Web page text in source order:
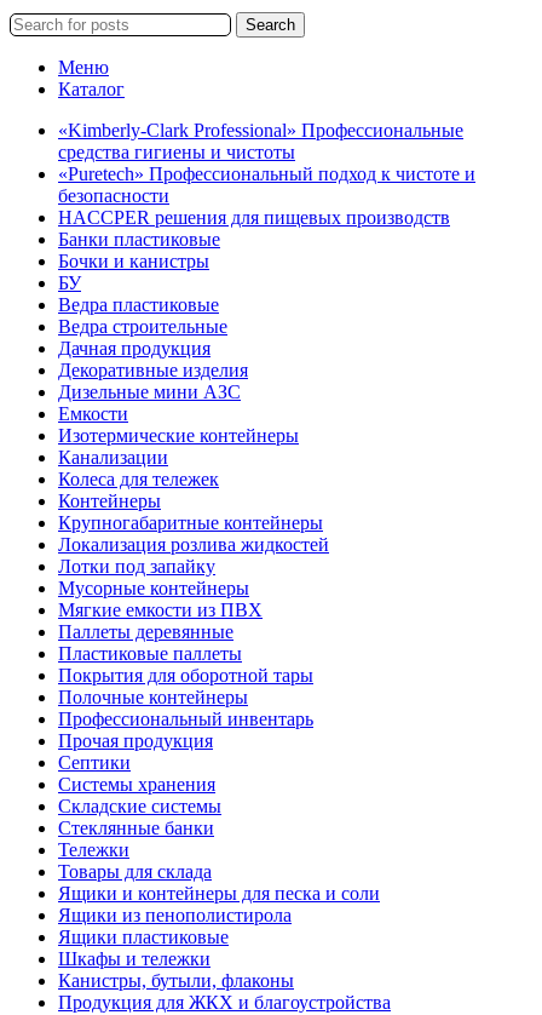
Search
Меню
Каталог
«Kimberly-Clark Professional» Профессиональные
средства гигиены и чистоты
«Puretech» Профессиональный подход к чистоте и
безопасности
HACCPER решения для пищевых производств
Банки пластиковые
Бочки и канистры
БУ
Ведра пластиковые
Ведра строительные
Дачная продукция
Декоративные изделия
Дизельные мини АЗС
Емкости
Изотермические контейнеры
Канализации
Колеса для тележек
Контейнеры
Крупногабаритные контейнеры
Локализация розлива жидкостей
Лотки под запайку
Мусорные контейнеры
Мягкие емкости из ПВХ
Паллеты деревянные
Пластиковые паллеты
Покрытия для оборотной тары
Полочные контейнеры
Профессиональный инвентарь
Прочая продукция
Септики
Системы хранения
Складские системы
Стеклянные банки
Тележки
Товары для склада
Ящики и контейнеры для песка и соли
Ящики из пенополистирола
Ящики пластиковые
Шкафы и тележки
Канистры, бутыли, флаконы
Продукция для ЖКХ и благоустройства